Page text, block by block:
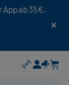
App ab 35€.